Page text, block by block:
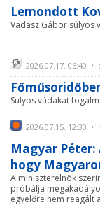
Lemondott
Vadász Gábor súlyos
2026.07.17. 06:40
Súlyos vádakat
2026.07.15. 12:30 •
Magyar Péter:
hogy
A miniszterelnök
próbálja
egyelőre nem reagált